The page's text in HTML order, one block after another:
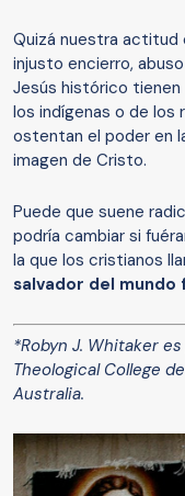
Quizá nuestra actitud
injusto encierro,
Jesús histórico tienen
los indígenas o de los
ostentan el poder en
imagen de Cristo.
Puede que suene
podría cambiar si
la que los cristianos
salvador del mundo
*Robyn J. Whitaker
Theological College
Australia.